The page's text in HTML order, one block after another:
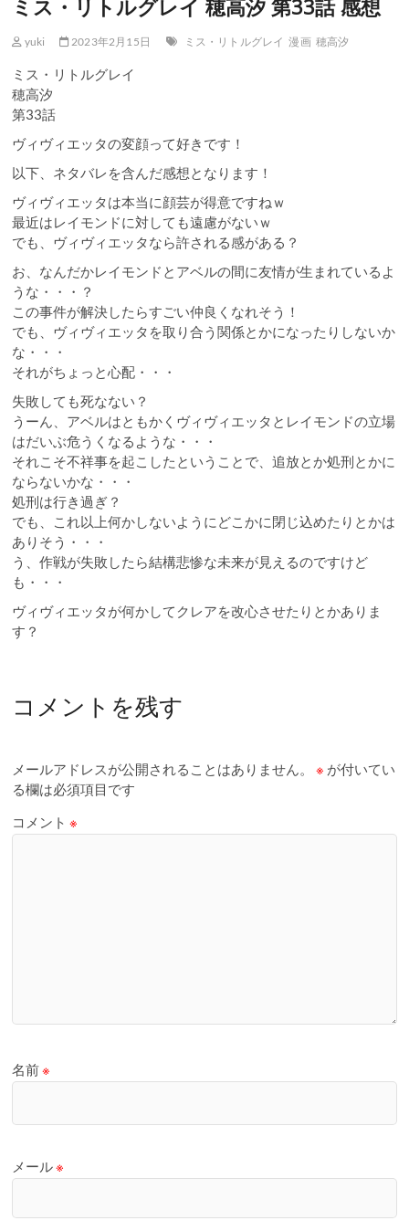
ミス・リトルグレイ 穂高汐 第33話 感想
yuki 2023年2月15日 ミス・リトルグレイ 漫画 穂高汐
ミス・リトルグレイ
穂高汐
第33話
ヴィヴィエッタの変顔って好きです！
以下、ネタバレを含んだ感想となります！
ヴィヴィエッタは本当に顔芸が得意ですねｗ
最近はレイモンドに対しても遠慮がないｗ
でも、ヴィヴィエッタなら許される感がある？
お、なんだかレイモンドとアベルの間に友情が生まれているよ
うな・・・？
この事件が解決したらすごい仲良くなれそう！
でも、ヴィヴィエッタを取り合う関係とかになったりしないか
な・・・
それがちょっと心配・・・
失敗しても死なない？
うーん、アベルはともかくヴィヴィエッタとレイモンドの立場
はだいぶ危うくなるような・・・
それこそ不祥事を起こしたということで、追放とか処刑とかに
ならないかな・・・
処刑は行き過ぎ？
でも、これ以上何かしないようにどこかに閉じ込めたりとかは
ありそう・・・
う、作戦が失敗したら結構悲惨な未来が見えるのですけど
も・・・
ヴィヴィエッタが何かしてクレアを改心させたりとかありま
す？
コメントを残す
メールアドレスが公開されることはありません。 ※ が付いてい
る欄は必須項目です
コメント※
名前※
メール※